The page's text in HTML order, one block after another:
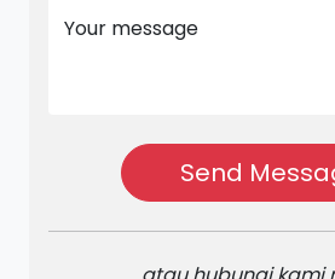
Your message
Send